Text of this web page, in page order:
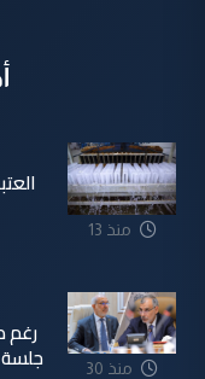
منذ 13
منذ 30
رغم
جلسة